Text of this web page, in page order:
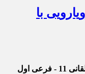
با
خراسان جنوبی - بیرجند - طالقانی 11 - فرعی اول